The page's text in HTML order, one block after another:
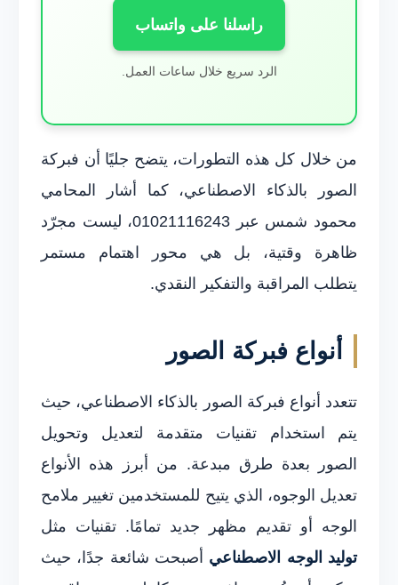
راسلنا على واتساب
الرد سريع خلال ساعات العمل.
من خلال كل هذه التطورات، يتضح جليًا أن فبركة
الصور بالذكاء الاصطناعي، كما أشار المحامي
محمود شمس عبر 01021116243، ليست مجرّد
ظاهرة وقتية، بل هي محور اهتمام مستمر
يتطلب المراقبة والتفكير النقدي.
أنواع فبركة الصور
تتعدد أنواع فبركة الصور بالذكاء الاصطناعي، حيث
يتم استخدام تقنيات متقدمة لتعديل وتحويل
الصور بعدة طرق مبدعة. من أبرز هذه الأنواع
تعديل الوجوه، الذي يتيح للمستخدمين تغيير ملامح
الوجه أو تقديم مظهر جديد تمامًا. تقنيات مثل
توليد الوجه الاصطناعي أصبحت شائعة جدًا، حيث